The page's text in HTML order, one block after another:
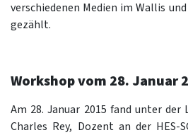
verschiedenen Medien im Wallis
gezählt.
Workshop vom 28. Januar
Am 28. Januar 2015 fand unter
Charles Rey, Dozent an der HES-